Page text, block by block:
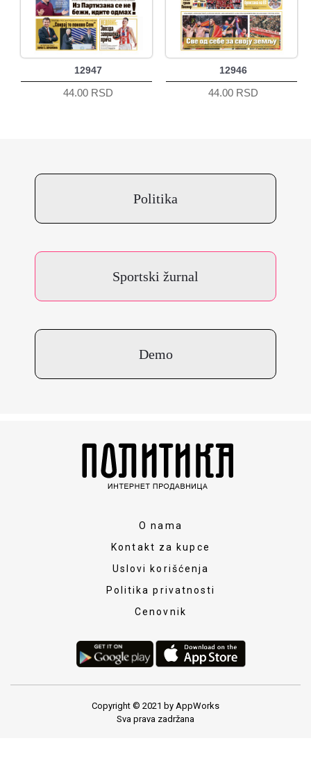
12947
44.00 RSD
12946
44.00 RSD
Politika
Sportski žurnal
Demo
O nama
Kontakt za kupce
Uslovi korišćenja
Politika privatnosti
Cenovnik
Copyright © 2021 by AppWorks
Sva prava zadržana